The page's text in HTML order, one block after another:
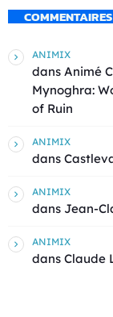
ANIMIX
dans Animé
Mynoghra:
of Ruin
ANIMIX
dans
ANIMIX
dans Jean-
ANIMIX
dans Claude